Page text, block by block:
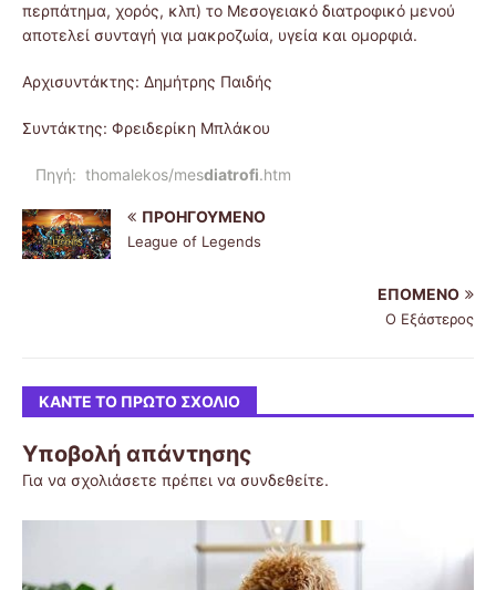
περπάτημα, χορός, κλπ) το Μεσογειακό διατροφικό μενού
αποτελεί συνταγή για μακροζωία, υγεία και ομορφιά.
Αρχισυντάκτης: Δημήτρης Παιδής
Συντάκτης: Φρειδερίκη Μπλάκου
Πηγή: thomalekos/mesdiatrofi.htm
ΠΡΟΗΓΟΎΜΕΝΟ
League of Legends
ΕΠΌΜΕΝΟ
Ο Εξάστερος
ΚΆΝΤΕ ΤΟ ΠΡΏΤΟ ΣΧΌΛΙΟ
Υποβολή απάντησης
Για να σχολιάσετε πρέπει να συνδεθείτε.